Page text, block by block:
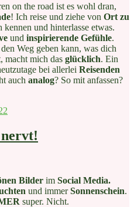
on the road ist es wohl dran,
! Ich reise und ziehe von Ort zu
kennen und hinterlasse etwas.
und inspirierende Gefühle.
Weg geben kann, was dich
macht mich das glücklich. Ein
bei allerlei Reisenden
auch analog? So mit anfassen?
Bilder im Social Media.
und immerSonnenschein.
super. Nicht.